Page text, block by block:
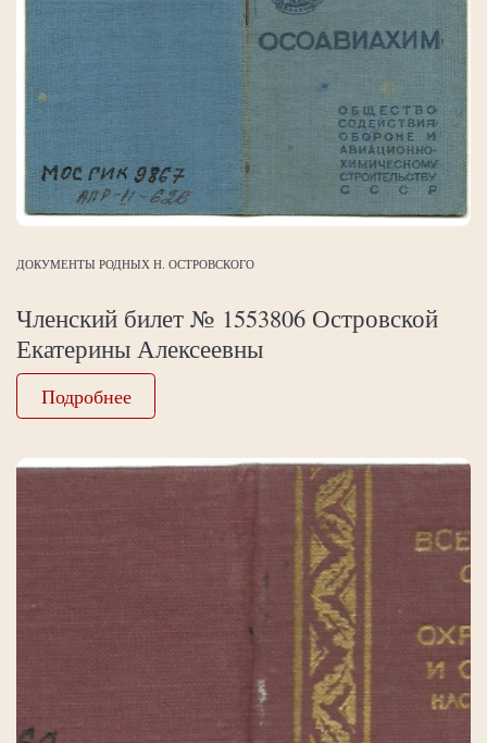
ДОКУМЕНТЫ РОДНЫХ Н. ОСТРОВСКОГО
Членский билет № 1553806 Островской
Екатерины Алексеевны
Подробнее